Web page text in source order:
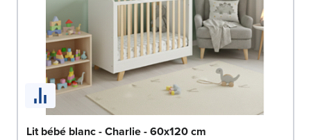
Lit bébé blanc - Charlie - 60x120 cm